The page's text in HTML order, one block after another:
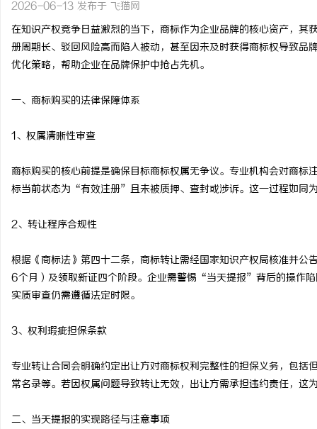
2026-06-13 发布于 飞猫网
在知识产权竞争日益激烈的当下，商标作为企业品牌的核心资产，
册周期长、驳回风险高而陷入被动，甚至因未及时获得商标权导致品
优化策略，帮助企业在品牌保护中抢占先机。
一、商标购买的法律保障体系
1、权属清晰性审查
商标购买的核心前提是确保目标商标权属无争议。专业机构会对商
标当前状态为“有效注册”且未被质押、查封或涉诉。这一过程如同
2、转让程序合规性
根据《商标法》第四十二条，商标转让需经国家知识产权局核准并
6个月）及领取新证四个阶段。企业需警惕“当天提报”背后的操作
实质审查仍需遵循法定时限。
3、权利瑕疵担保条款
专业转让合同会明确约定出让方对商标权利完整性的担保义务，包
常名录等。若因权属问题导致转让无效，出让方需承担违约责任，这
二、当天提报的实现路径与注意事项
揭秘！专业充电桩项目